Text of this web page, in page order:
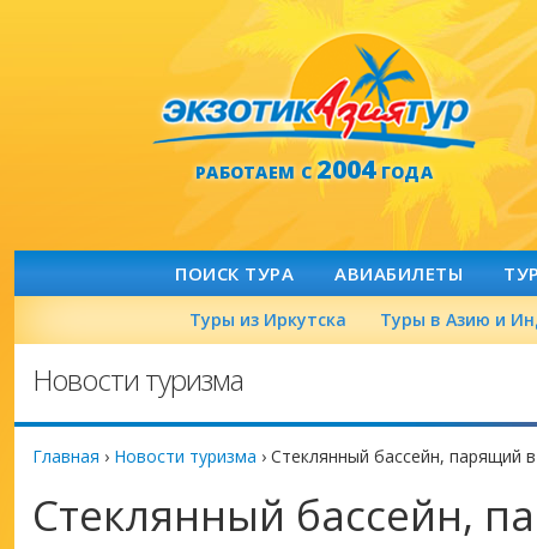
РАБОТАЕМ С2004ГОДА
ПОИСК ТУРА АВИАБИЛЕТЫ
Туры из Иркутска Туры в Азию и
Новости туризма
Главная › Новости туризма › Стеклянный бассейн, парящий
Стеклянный бассейн,